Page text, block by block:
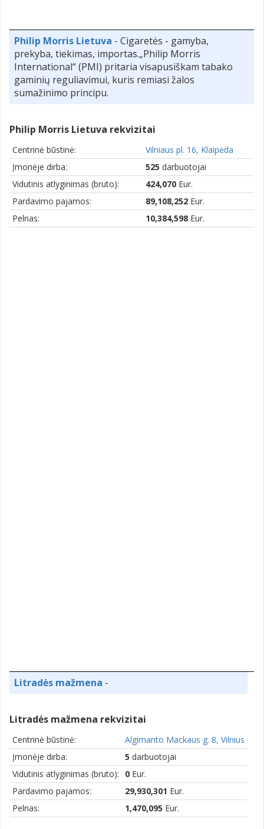
Philip Morris Lietuva - Cigaretės - gamyba,
prekyba, tiekimas, importas.„Philip Morris
International“ (PMI) pritaria visapusiškam tabako
gaminių reguliavimui, kuris remiasi žalos
sumažinimo principu.
Philip Morris Lietuva rekvizitai
Centrinė būstinė:
Vilniaus pl. 16, Klaipėda
Įmonėje dirba:
525 darbuotojai
Vidutinis atlyginimas (bruto):
424,070 Eur.
Pardavimo pajamos:
89,108,252 Eur.
Pelnas:
10,384,598 Eur.
Litradės mažmena -
Litradės mažmena rekvizitai
Centrinė būstinė:
Algimanto Mackaus g. 8, Vilnius
Įmonėje dirba:
5 darbuotojai
Vidutinis atlyginimas (bruto):
0 Eur.
Pardavimo pajamos:
29,930,301 Eur.
Pelnas:
1,470,095 Eur.